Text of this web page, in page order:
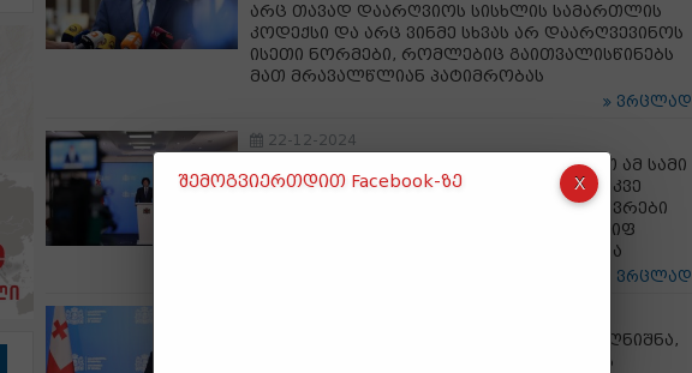
არც თავად დაარღვიოს სისხლის სამართლის
კოდექსი და არც ვინმე სხვას არ დაარღვევინოს
ისეთი ნორმები, რომლებიც გაითვალისწინებს
მათ მრავალწლიან პატიმრობას
ვრცლად
22-12-2024
ირაკლი კობახიძე: რაზეც ვსაუბრობდით ამ სამი
წლის განმავლობაში აქტიურად, ამაზე უკვე
ტრამპის ადმინისტრაციის მომავალი წევრები
საუბრობენ - ჩვენ გვაქვს იმედი, რომ „დიფ
სთეითის" პრობლემა სრულად დაიძლევა
ვრცლად
ირაკლი კობახიძე: დონალდ ტრამპმა აღნიშნა,
რომ მისი მიზანია აშშ-ის სტრუქტურების
შემოგვიერთდით Facebook-ზე